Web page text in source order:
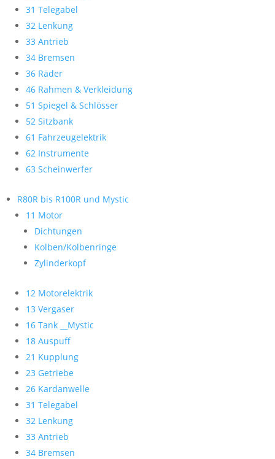
31 Telegabel
32 Lenkung
33 Antrieb
34 Bremsen
36 Räder
46 Rahmen & Verkleidung
51 Spiegel & Schlösser
52 Sitzbank
61 Fahrzeugelektrik
62 Instrumente
63 Scheinwerfer
R80R bis R100R und Mystic
11 Motor
Dichtungen
Kolben/Kolbenringe
Zylinderkopf
12 Motorelektrik
13 Vergaser
16 Tank __Mystic
18 Auspuff
21 Kupplung
23 Getriebe
26 Kardanwelle
31 Telegabel
32 Lenkung
33 Antrieb
34 Bremsen